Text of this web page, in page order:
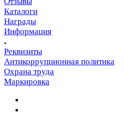
Каталоги
Награды
Информация
Реквизиты
Антикоррупционная политика
Охрана труда
Маркировка